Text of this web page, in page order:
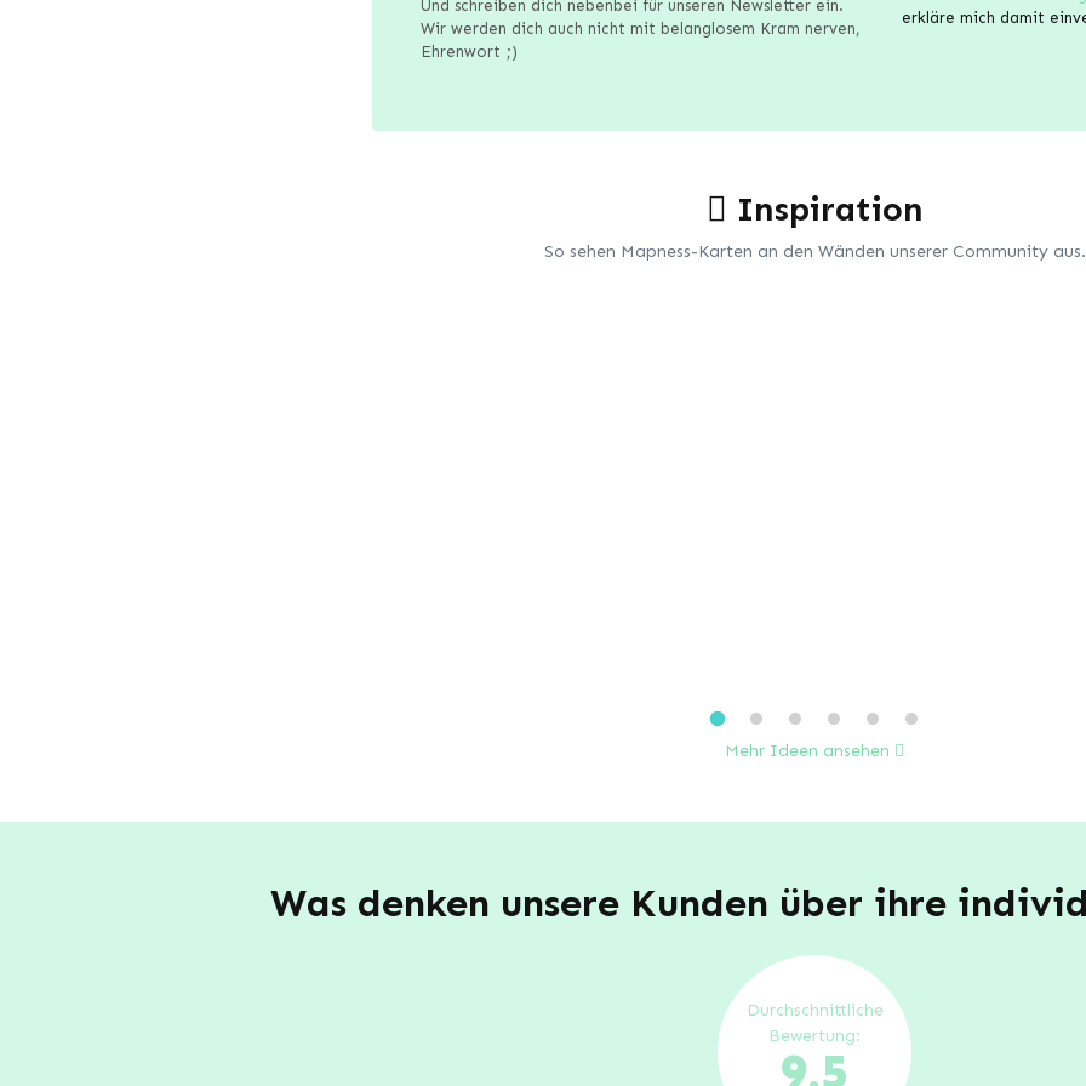
Und schreiben dich nebenbei für unseren Newsletter ein.
Wir werden dich auch nicht mit belanglosem Kram nerven,
Ehrenwort ;)
erkläre mich damit
Inspiration
So sehen Mapness-Karten an den Wänden unserer Community aus.
Mehr Ideen ansehen
Was denken unsere Kunden über ihre
Durchschnittliche
Bewertung:
9.5